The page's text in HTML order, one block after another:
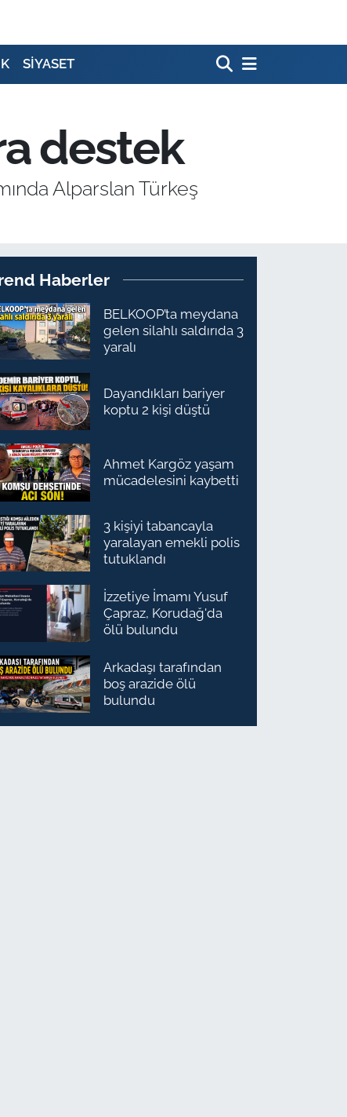
SİYASET
destek
Alparslan Türkeş
Haberler
BELKOOP’ta meydana
gelen silahlı saldırıda 3
yaralı
Dayandıkları bariyer
koptu 2 kişi düştü
Ahmet Kargöz yaşam
mücadelesini kaybetti
3 kişiyi tabancayla
yaralayan emekli polis
tutuklandı
İzzetiye İmamı Yusuf
Çapraz, Korudağ'da
ölü bulundu
Arkadaşı tarafından
boş arazide ölü
bulundu